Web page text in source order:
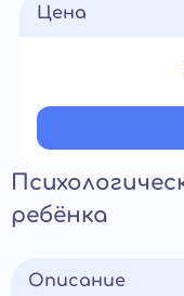
Цена
ребёнка
Описание